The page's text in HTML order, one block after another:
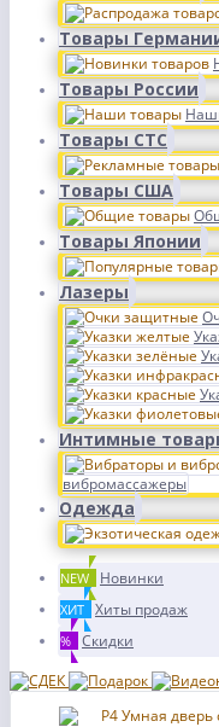
Товары
Товары России
Товары СТС
Товары США
Товары Японии
Лазеры
Интимные
вибромассажеры
Одежда
NEW Новинки
ХИТ Хиты продаж
% Скидки